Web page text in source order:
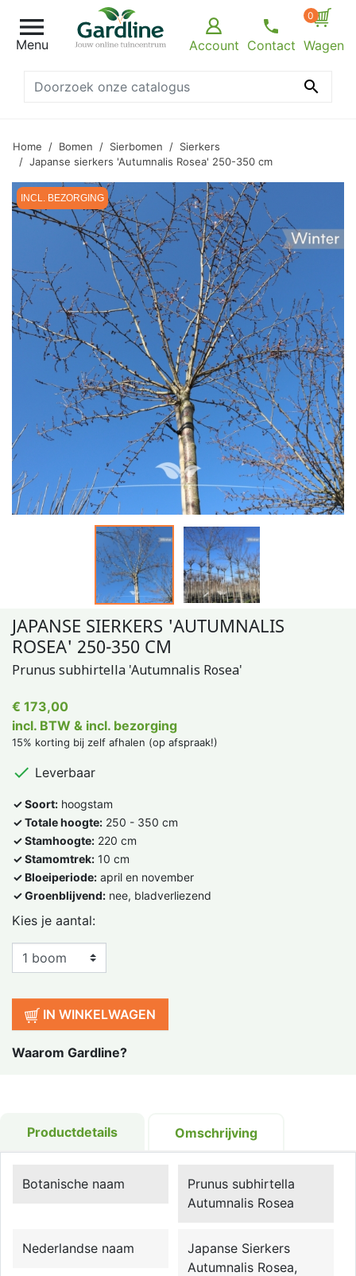

Menu Account Contact
0
Wagen

Home Bomen Sierbomen
Sierkers
Japanse sierkers 'Autumnalis Rosea' 250-350 cm
INCL. BEZORGING
JAPANSE SIERKERS 'AUTUMNALIS
ROSEA' 250-350 CM
Prunus subhirtella 'Autumnalis Rosea'
€ 173,00
incl. BTW & incl. bezorging
15% korting bij zelf afhalen (op afspraak!)
 Leverbaar
✓ Soort: hoogstam
✓ Totale hoogte: 250 - 350 cm
✓ Stamhoogte: 220 cm
✓ Stamomtrek: 10 cm
✓ Bloeiperiode: april en november
✓ Groenblijvend: nee, bladverliezend
Kies je aantal:
IN WINKELWAGEN
Waarom Gardline?
Productdetails Omschrijving
Botanische naam
Prunus subhirtella
Autumnalis Rosea
Nederlandse naam
Japanse Sierkers
Autumnalis Rosea,